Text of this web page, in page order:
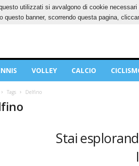
7 AGOSTO 2026 CONTATTI COOKIES
VOLLEY CALCIO
Tags Delfino
Stai
utilizzati si avvalgono di cookie
questo banner, scorrendo questa pagina,